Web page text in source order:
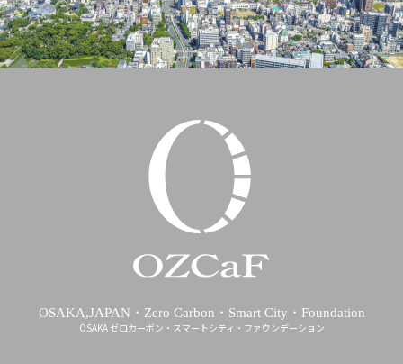
OSAKA,JAPAN・Zero Carbon・Smart City・Foundation
OSAKA ゼロカーボン・スマートシティ・ファウンデーション